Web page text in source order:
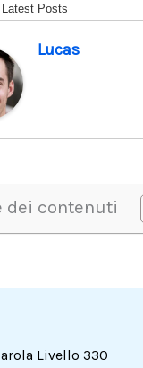
Latest Posts
Lucas
dei contenuti
Livello 330